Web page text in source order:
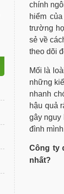
chính
hiểm
trường
sẻ về
theo dõi
Mối là
những
nhanh
hậu quả
gây nguy
đình
Công ty
nhất?